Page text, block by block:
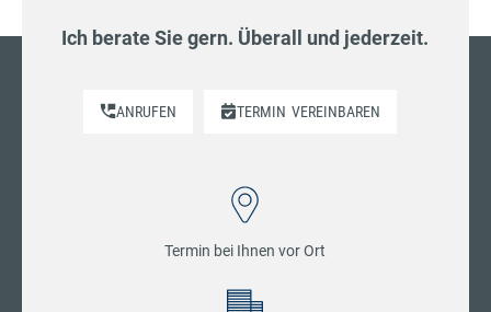
Ich berate Sie gern. Überall und jederzeit.
ANRUFEN TERMIN VEREINBAREN
Termin bei Ihnen vor Ort